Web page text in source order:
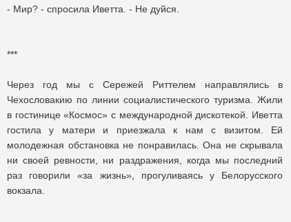
- Мир? - спросила Иветта. - Не дуйся.
***
Через год мы с Сережей Риттелем направлялись в
Чехословакию по линии социалистического туризма. Жили
в гостинице «Космос» с международной дискотекой. Иветта
гостила у матери и приезжала к нам с визитом. Ей
молодежная обстановка не понравилась. Она не скрывала
ни своей ревности, ни раздражения, когда мы последний
раз говорили «за жизнь», прогуливаясь у Белорусского
вокзала.